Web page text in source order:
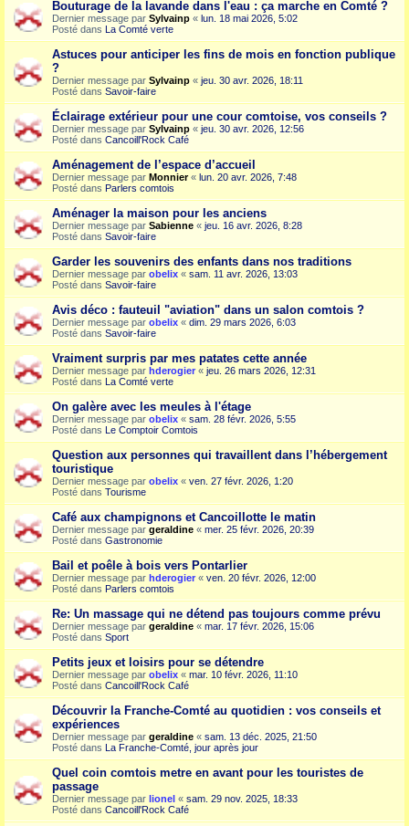
Bouturage de la lavande dans l'eau : ça marche en Comté ?
Dernier message par Sylvainp « lun. 18 mai 2026, 5:02
Posté dans La Comté verte
Astuces pour anticiper les fins de mois en fonction publique
?
Dernier message par Sylvainp « jeu. 30 avr. 2026, 18:11
Posté dans Savoir-faire
Éclairage extérieur pour une cour comtoise, vos conseils ?
Dernier message par Sylvainp « jeu. 30 avr. 2026, 12:56
Posté dans Cancoill'Rock Café
Aménagement de l’espace d’accueil
Dernier message par Monnier« lun. 20 avr. 2026, 7:48
Posté dans Parlers comtois
Aménager la maison pour les anciens
Dernier message par Sabienne « jeu. 16 avr. 2026, 8:28
Posté dans Savoir-faire
Garder les souvenirs des enfants dans nos traditions
Dernier message par obelix « sam. 11 avr. 2026, 13:03
Posté dans Savoir-faire
Avis déco : fauteuil "aviation" dans un salon comtois ?
Dernier message par obelix « dim. 29 mars 2026, 6:03
Posté dans Savoir-faire
Vraiment surpris par mes patates cette année
Dernier message par hderogier « jeu. 26 mars 2026, 12:31
Posté dans La Comté verte
On galère avec les meules à l'étage
Dernier message par obelix « sam. 28 févr. 2026, 5:55
Posté dans Le Comptoir Comtois
Question aux personnes qui travaillent dans l’hébergement
touristique
Dernier message par obelix « ven. 27 févr. 2026, 1:20
Posté dans Tourisme
Café aux champignons et Cancoillotte le matin
Dernier message par geraldine « mer. 25 févr. 2026, 20:39
Posté dans Gastronomie
Bail et poêle à bois vers Pontarlier
Dernier message par hderogier « ven. 20 févr. 2026, 12:00
Posté dans Parlers comtois
Re: Un massage qui ne détend pas toujours comme prévu
Dernier message par geraldine « mar. 17 févr. 2026, 15:06
Posté dans Sport
Petits jeux et loisirs pour se détendre
Dernier message par obelix « mar. 10 févr. 2026, 11:10
Posté dans Cancoill'Rock Café
Découvrir la Franche-Comté au quotidien : vos conseils et
expériences
Dernier message par geraldine « sam. 13 déc. 2025, 21:50
Posté dans La Franche-Comté, jour après jour
Quel coin comtois metre en avant pour les touristes de
passage
Dernier message par lionel « sam. 29 nov. 2025, 18:33
Posté dans Cancoill'Rock Café